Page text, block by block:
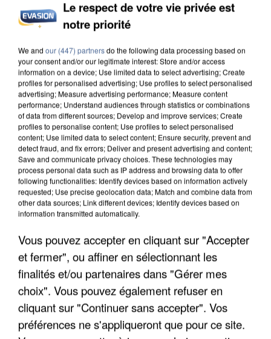
UNE TOURISTE DE L’OISE EMPORTÉE PAR UNE
COULÉE DE BOUE EN HAUTE-SAVOIE
LES DONNÉES DE 300 000 CLIENTS DÉROBÉES À
INTERMARCHÉ APRÈS UNE...
Le respect de votre vie privée est
notre priorité
We and our (447) partnersdo the following data processing based on
your consent and/or our legitimate interest: Store and/or access
information on a device; Use limited data to select advertising; Create
profiles for personalised advertising; Use profiles to select personalised
advertising; Measure advertising performance; Measure content
performance; Understand audiences through statistics or combinations
of data from different sources; Develop and improve services; Create
profiles to personalise content; Use profiles to select personalised
content; Use limited data to select content; Ensure security, prevent and
detect fraud, and fix errors; Deliver and present advertising and content;
Save and communicate privacy choices. These technologies may
process personal data such as IP address and browsing data to offer
following functionalities: Identify devices based on information actively
requested; Use precise geolocation data; Match and combine data from
other data sources; Link different devices; Identify devices based on
information transmitted automatically.
Vous pouvez accepter en cliquant sur "Accepter
et fermer", ou affiner en sélectionnant les
finalités et/ou partenaires dans "Gérer mes
choix". Vous pouvez également refuser en
cliquant sur "Continuer sans accepter". Vos
préférences ne s'appliqueront que pour ce site.